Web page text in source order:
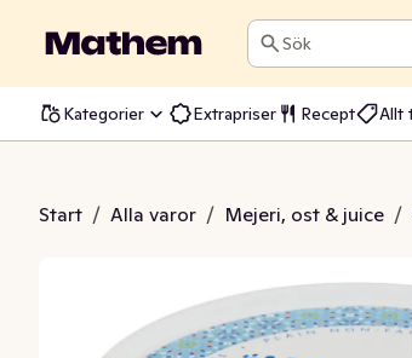
Sök
Kategorier Extrapriser Recept Allt
Start / Alla varor / Mejeri, ost & juice /
Yoghurt 0%